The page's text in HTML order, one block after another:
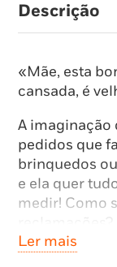
Descrição
«Mãe, esta
cansada, é
A imaginação
pedidos que
brinquedos
e ela quer
medir! Como
Desde que
Ler mais